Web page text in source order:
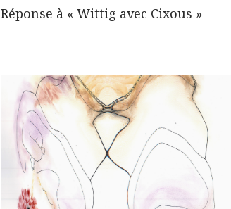
Réponse à « Wittig avec Cixous »